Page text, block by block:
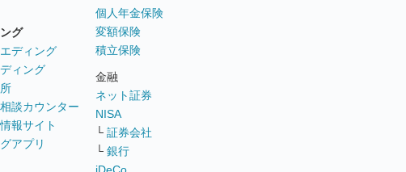
グ
ディング
ィング
談カウンター
報サイト
アプリ
個人年金保険
変額保険
積立保険
金融
ネット証券
NISA
└ 証券会社
└ 銀行